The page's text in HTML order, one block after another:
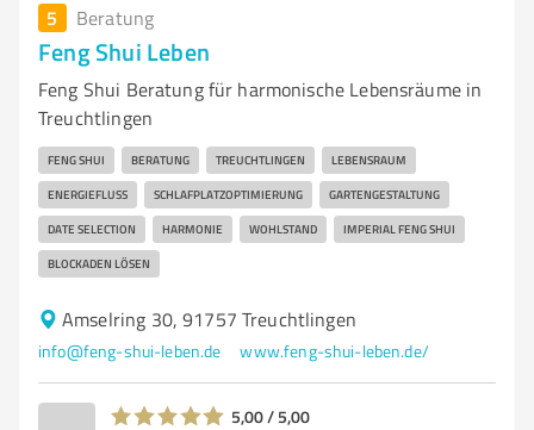
5 Beratung
Feng Shui Leben
Feng Shui Beratung für harmonische Lebensräume in
Treuchtlingen
FENG SHUI BERATUNG TREUCHTLINGEN LEBENSRAUM
ENERGIEFLUSS SCHLAFPLATZOPTIMIERUNG GARTENGESTALTUNG
DATE SELECTION HARMONIE WOHLSTAND IMPERIAL FENG SHUI
BLOCKADEN LÖSEN
Amselring 30, 91757 Treuchtlingen
info@feng-shui-leben.de www.feng-shui-leben.de/
5,00 / 5,00